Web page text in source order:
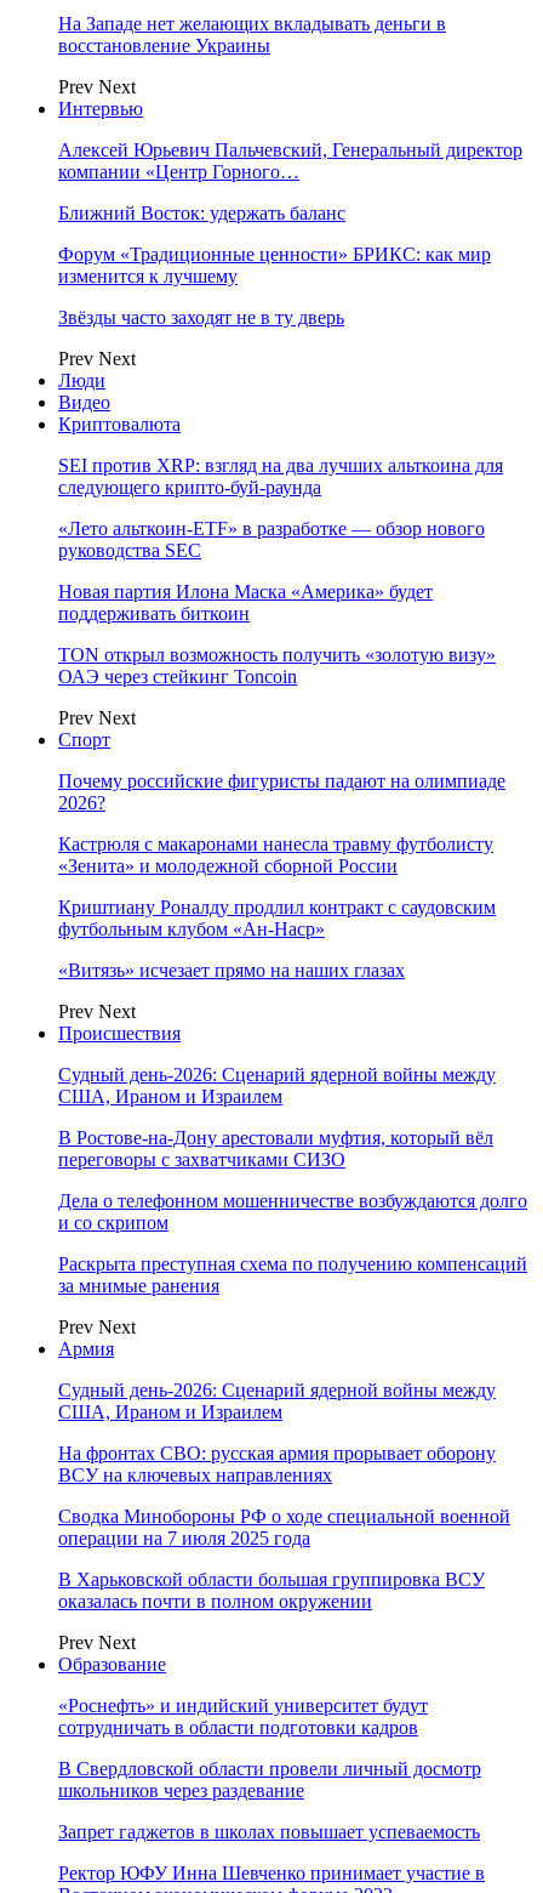
На Западе нет желающих вкладывать деньги в
восстановление Украины
Prev Next
Интервью
Алексей Юрьевич Пальчевский, Генеральный директор
компании «Центр Горного…
Ближний Восток: удержать баланс
Форум «Традиционные ценности» БРИКС: как мир
изменится к лучшему
Звёзды часто заходят не в ту дверь
Prev Next
Люди
Видео
Криптовалюта
SEI против XRP: взгляд на два лучших альткоина для
следующего крипто-буй-раунда
«Лето альткоин-ETF» в разработке — обзор нового
руководства SEC
Новая партия Илона Маска «Америка» будет
поддерживать биткоин
TON открыл возможность получить «золотую визу»
ОАЭ через стейкинг Toncoin
Prev Next
Спорт
Почему российские фигуристы падают на олимпиаде
2026?
Кастрюля с макаронами нанесла травму футболисту
«Зенита» и молодежной сборной России
Криштиану Роналду продлил контракт с саудовским
футбольным клубом «Ан-Наср»
«Витязь» исчезает прямо на наших глазах
Prev Next
Происшествия
Судный день-2026: Сценарий ядерной войны между
США, Ираном и Израилем
В Ростове-на-Дону арестовали муфтия, который вёл
переговоры с захватчиками СИЗО
Дела о телефонном мошенничестве возбуждаются долго
и со скрипом
Раскрыта преступная схема по получению компенсаций
за мнимые ранения
Prev Next
Армия
Судный день-2026: Сценарий ядерной войны между
США, Ираном и Израилем
На фронтах СВО: русская армия прорывает оборону
ВСУ на ключевых направлениях
Сводка Минобороны РФ о ходе специальной военной
операции на 7 июля 2025 года
В Харьковской области большая группировка ВСУ
оказалась почти в полном окружении
Prev Next
Образование
«Роснефть» и индийский университет будут
сотрудничать в области подготовки кадров
В Свердловской области провели личный досмотр
школьников через раздевание
Запрет гаджетов в школах повышает успеваемость
Ректор ЮФУ Инна Шевченко принимает участие в